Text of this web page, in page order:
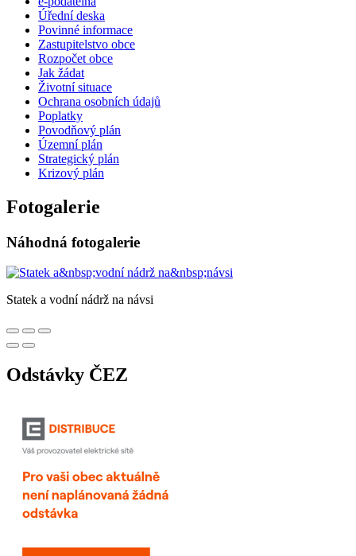
Úřední deska
Povinné informace
Zastupitelstvo obce
Rozpočet obce
Jak žádat
Životní situace
Ochrana osobních údajů
Poplatky
Povodňový plán
Územní plán
Strategický plán
Krizový plán
Fotogalerie
Náhodná fotogalerie
Statek a vodní nádrž na návsi
Odstávky ČEZ